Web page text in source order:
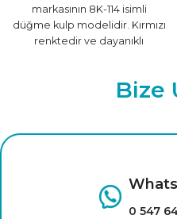
markasının 8K-114 isimli
düğme kulp modelidir. Kırmızı
renktedir ve dayanıklı
Bize
0 547